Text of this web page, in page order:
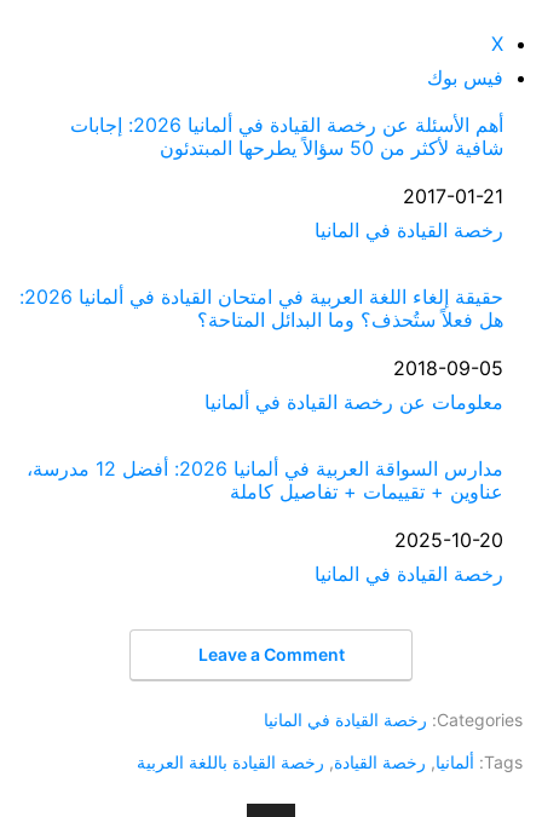
X
فيس بوك
أهم الأسئلة عن رخصة القيادة في ألمانيا 2026: إجابات
شافية لأكثر من 50 سؤالاً يطرحها المبتدئون
التاريخ
2017-01-21
في ما يتعلق بما يأتي
رخصة القيادة في المانيا
حقيقة إلغاء اللغة العربية في امتحان القيادة في ألمانيا 2026:
هل فعلاً ستُحذف؟ وما البدائل المتاحة؟
التاريخ
2018-09-05
في ما يتعلق بما يأتي
معلومات عن رخصة القيادة في ألمانيا
مدارس السواقة العربية في ألمانيا 2026: أفضل 12 مدرسة،
عناوين + تقييمات + تفاصيل كاملة
التاريخ
2025-10-20
في ما يتعلق بما يأتي
رخصة القيادة في المانيا
Leave a Comment
Categories: رخصة القيادة في المانيا
Tags: ألمانيا, رخصة القيادة, رخصة القيادة باللغة العربية